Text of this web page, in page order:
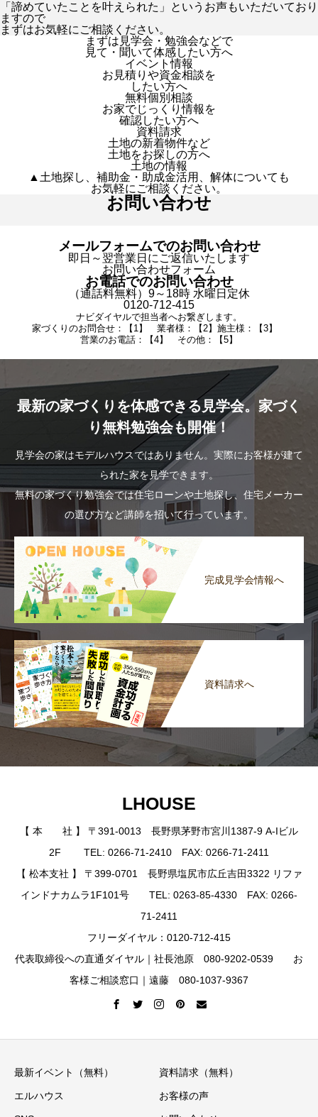
「諦めていたことを叶えられた」というお声もいただいており
ますので
まずはお気軽にご相談ください。
まずは見学会・勉強会などで
見て・聞いて体感したい方へ
イベント情報
お見積りや資金相談を
したい方へ
無料個別相談
お家でじっくり情報を
確認したい方へ
資料請求
土地の新着物件など
土地をお探しの方へ
土地の情報
▲土地探し、補助金・助成金活用、解体についても
お気軽にご相談ください。
お問い合わせ
メールフォームでのお問い合わせ
即日～翌営業日にご返信いたします
お問い合わせフォーム
お電話でのお問い合わせ
（通話料無料）9～18時 水曜日定休
0120-712-415
ナビダイヤルで担当者へお繋ぎします。
家づくりのお問合せ：【1】 業者様：【2】施主様：【3】
営業のお電話：【4】 その他：【5】
最新の家づくりを体感できる見学会。家づく
り無料勉強会も開催！
見学会の家はモデルハウスではありません。実際にお客様が建て
られた家を見学できます。
無料の家づくり勉強会では住宅ローンや土地探し、住宅メーカー
の選び方など講師を招いて行っています。
完成見学会情報へ
資料請求へ
LHOUSE
【 本 社 】 〒391-0013 長野県茅野市宮川1387-9 A-Iビル
2F TEL: 0266-71-2410 FAX: 0266-71-2411
【 松本支社 】 〒399-0701 長野県塩尻市広丘吉田3322 リファ
インドナカムラ1F101号 TEL: 0263-85-4330 FAX: 0266-
71-2411
フリーダイヤル：0120-712-415
代表取締役への直通ダイヤル｜社長池原 080-9202-0539 お
客様ご相談窓口｜遠藤 080-1037-9367
最新イベント（無料） 資料請求（無料）
エルハウス お客様の声